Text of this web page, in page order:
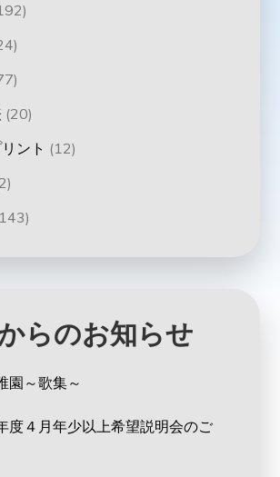
(20)
ント (12)
らのお知らせ
園～歌集～
度４月年少以上希望説明会のご